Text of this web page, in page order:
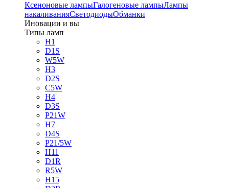
Ксеноновые лампыГалогеновые лампыЛампы
накаливанияСветодиодыОбманки
Иновации и вы
Типы ламп
H1
D1S
W5W
H3
D2S
C5W
H4
D3S
P21W
H7
D4S
P21/5W
H11
D1R
R5W
H15